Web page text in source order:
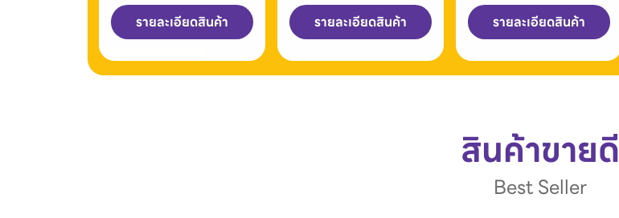
รายละเอียดสินค้า
รายละเอียดสินค้า
รายละเอียดสินค้า
สินค้าขายดี
Best Seller